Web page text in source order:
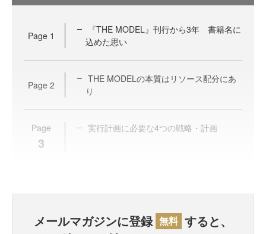
Page 1
『THE MODEL』刊行から3年 書籍名に
込めた思い
Page 2
THE MODELの本質はリソース配分にあ
り
Page
3
実行計画に必要な4つの戦略・計画
メールマガジンに登録 無料 すると、